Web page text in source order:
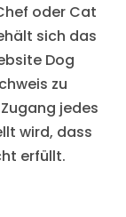
oder Cat
sich das
Dog
zu
jedes
wird, dass
erfüllt.